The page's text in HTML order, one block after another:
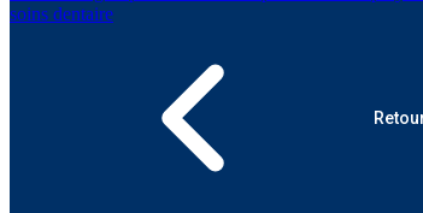
soins dentaire